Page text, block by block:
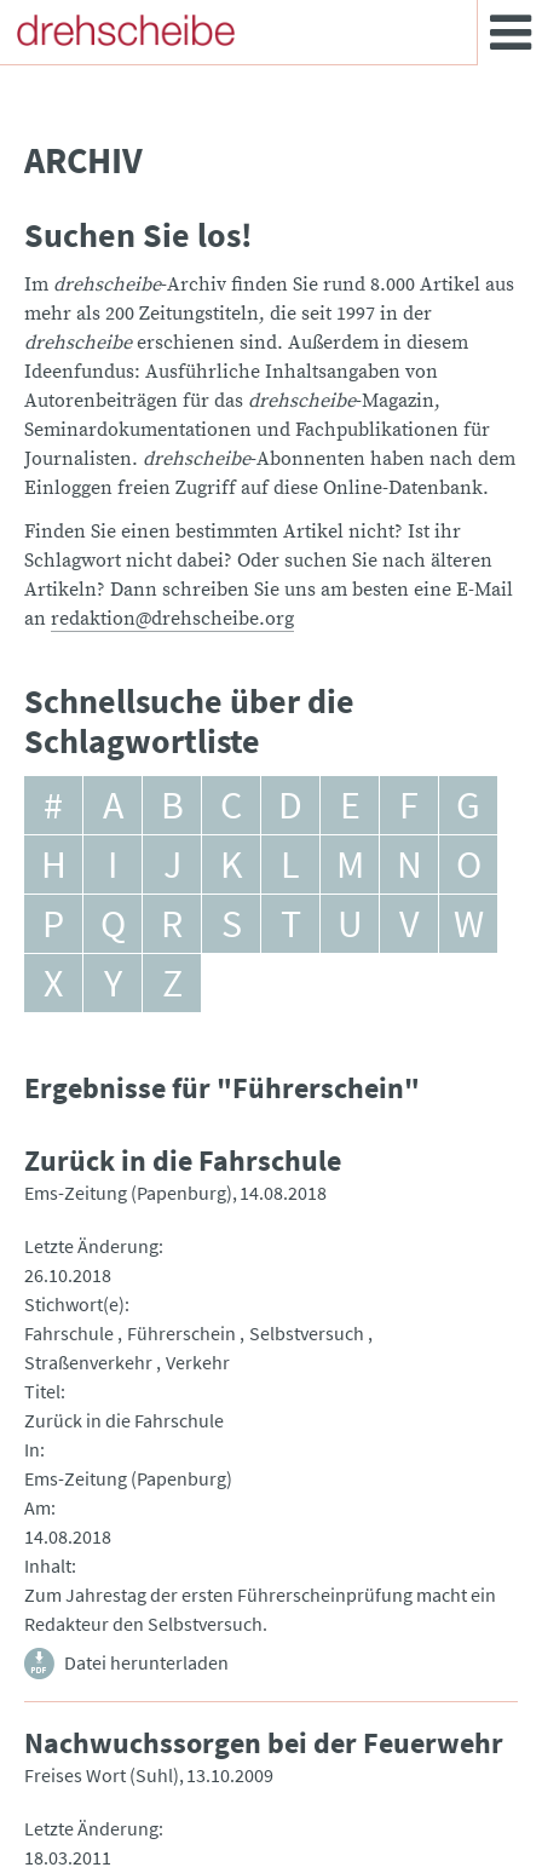
ARCHIV
Suchen Sie los!
Im drehscheibe-Archiv finden Sie rund 8.000 Artikel aus
mehr als 200 Zeitungstiteln, die seit 1997 in der
drehscheibeerschienen sind. Außerdem in diesem
Ideenfundus: Ausführliche Inhaltsangaben von
Autorenbeiträgen für das drehscheibe-Magazin,
Seminardokumentationen und Fachpublikationen für
Journalisten. drehscheibe-Abonnenten haben nach dem
Einloggen freien Zugriff auf diese Online-Datenbank.
Finden Sie einen bestimmten Artikel nicht? Ist ihr
Schlagwort nicht dabei? Oder suchen Sie nach älteren
Artikeln? Dann schreiben Sie uns am besten eine E-Mail
an redaktion@drehscheibe.org
Schnellsuche über die
Schlagwortliste
# A B C D E F
G
H
I J K L M N
O
P
Q R S T U V
W
X
Y Z
Ergebnisse für "Führerschein"
Zurück in die Fahrschule
Ems-Zeitung (Papenburg) 14.08.2018
Letzte Änderung
26.10.2018
Stichwort(e)
Fahrschule Führerschein
Selbstversuch
Straßenverkehr Verkehr
Titel
Zurück in die Fahrschule
In
Ems-Zeitung (Papenburg)
Am
14.08.2018
Inhalt
Zum Jahrestag der ersten Führerscheinprüfung macht ein
Redakteur den Selbstversuch.
Datei herunterladen
Nachwuchssorgen bei der Feuerwehr
Freises Wort (Suhl) 13.10.2009
Letzte Änderung
18.03.2011